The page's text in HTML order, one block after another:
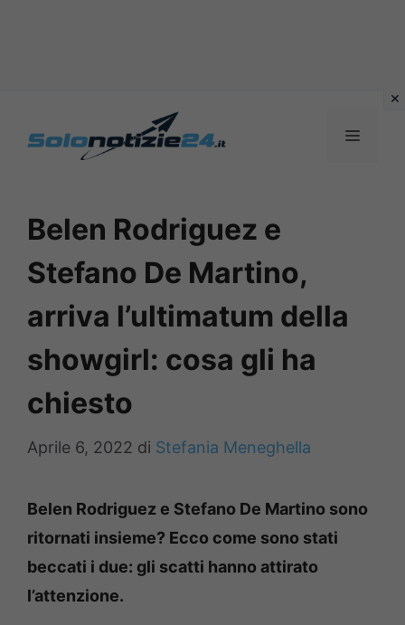
MENU
Belen Rodriguez e
Stefano De Martino,
arriva l’ultimatum della
showgirl: cosa gli ha
chiesto
Aprile 6, 2022 di Stefania Meneghella
Belen Rodriguez e Stefano De Martino sono
ritornati insieme? Ecco come sono stati
beccati i due: gli scatti hanno attirato
l’attenzione.